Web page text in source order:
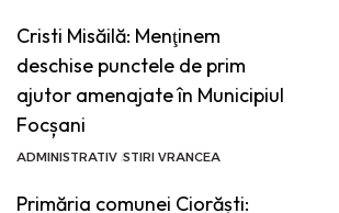
Cristi Misăilă: Menţinem
deschise punctele de prim
ajutor amenajate în Municipiul
Focșani
ADMINISTRATIV STIRI VRANCEA
Primăria comunei Ciorăști: